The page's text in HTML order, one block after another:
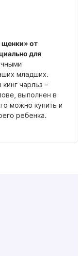
щенки» от
для
младших.
чарльз –
выполнен в
можно купить и
ребенка.